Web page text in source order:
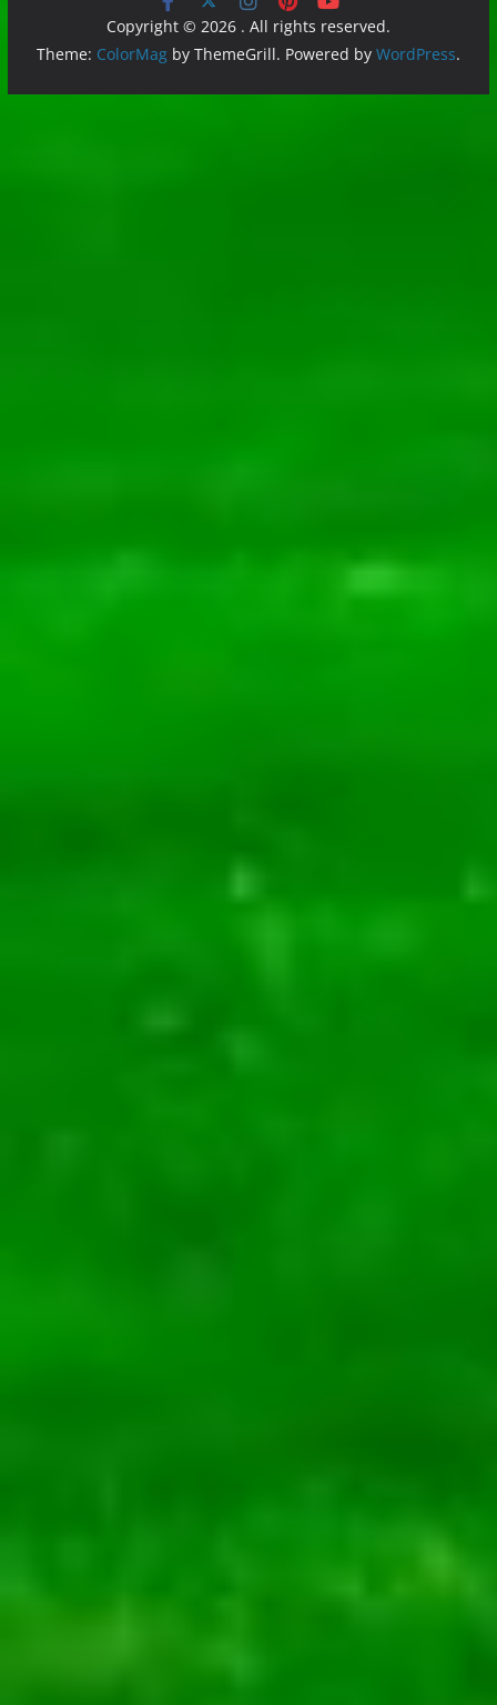
Copyright © 2026 . All rights reserved.
Theme: ColorMagby ThemeGrill. Powered by WordPress.